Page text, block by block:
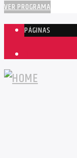
VER PROGRAMA
PÁGINAS